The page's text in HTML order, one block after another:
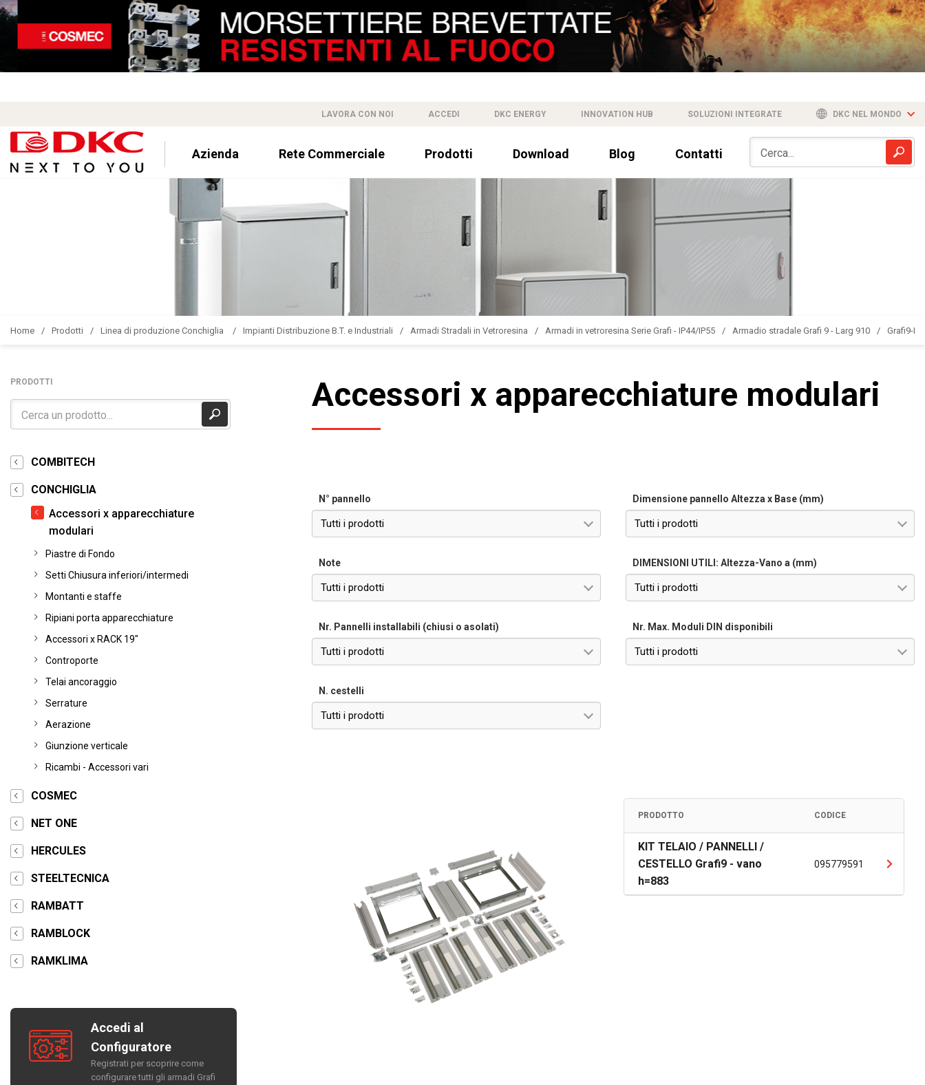
LAVORA CON NOI ACCEDI DKC ENERGY INNOVATION HUB SOLUZIONI INTEGRATE DKC NEL MONDO
Azienda Rete Commerciale Prodotti Download Blog Contatti
Home Prodotti Linea di produzione Conchiglia Impianti Distribuzione B.T. e Industriali Armadi Stradali in Vetroresina Armadi in vetroresina Serie Grafi - IP44/IP55 Armadio stradale Grafi 9 - Larg 910 Grafi9-
PRODOTTI
COMBITECH
CONCHIGLIA
Accessori x apparecchiature
modulari
Piastre di Fondo
Setti Chiusura inferiori/intermedi
Montanti e staffe
Ripiani porta apparecchiature
Accessori x RACK 19"
Controporte
Telai ancoraggio
Serrature
Aerazione
Giunzione verticale
Ricambi - Accessori vari
COSMEC
NET ONE
HERCULES
STEELTECNICA
RAMBATT
RAMBLOCK
RAMKLIMA
Accedi al
Configuratore
Registrati per scoprire come
configurare tutti gli armadi Grafi
Accessori x apparecchiature modulari
N° pannello
Tutti i prodotti
Dimensione pannello Altezza x Base (mm)
Tutti i prodotti
Note
Tutti i prodotti
DIMENSIONI UTILI: Altezza-Vano a (mm)
Tutti i prodotti
Nr. Pannelli installabili (chiusi o asolati)
Tutti i prodotti
Nr. Max. Moduli DIN disponibili
Tutti i prodotti
N. cestelli
Tutti i prodotti
PRODOTTO CODICE
KIT TELAIO / PANNELLI /
CESTELLO Grafi9 - vano
h=883
095779591